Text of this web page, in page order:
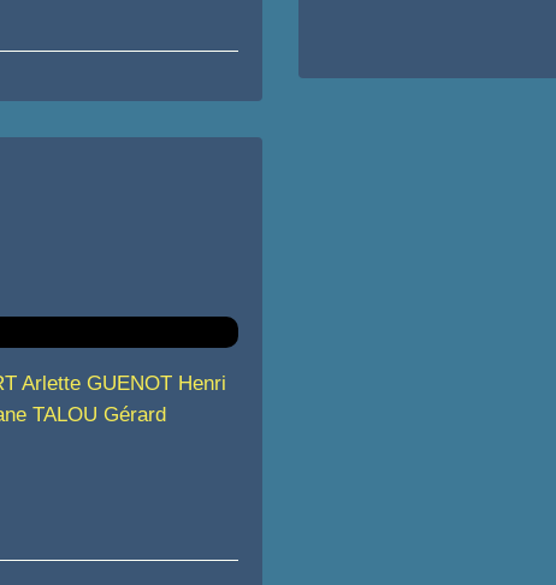
Arlette GUENOT Henri
TALOU Gérard